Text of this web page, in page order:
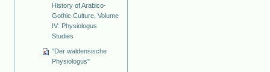
History of Arabico-
Gothic Culture, Volume
IV: Physiologus
Studies
"Der waldensische
Physiologus"